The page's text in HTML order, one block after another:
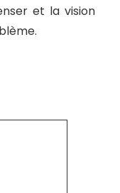
et la vision